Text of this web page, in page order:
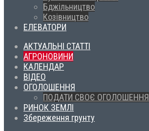
Бджільництво
Козівництво
ЕЛЕВАТОРИ
АКТУАЛЬНІ СТАТТІ
АГРОНОВИНИ
КАЛЕНДАР
ВІДЕО
ОГОЛОШЕННЯ
ПОДАТИ СВОЄ ОГОЛОШЕННЯ
РИНОК ЗЕМЛІ
Збереження грунту